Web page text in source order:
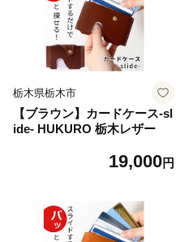
栃木県栃木市
【ブラウン】カードケース-sl
ide- HUKURO 栃木レザー
19,000円